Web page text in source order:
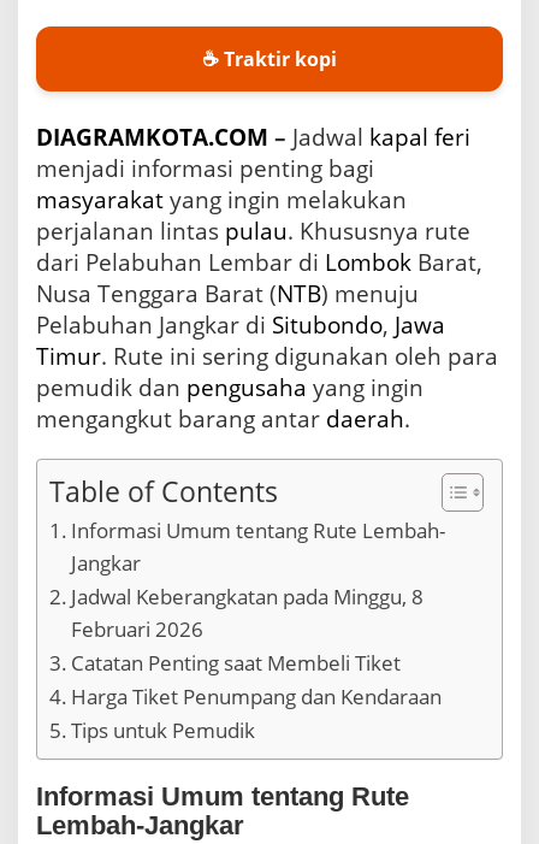
n
g
a
T
a
u
n
2
0
2
6
:
I
n
f
r
s
e
i
n
n
t
u
☕ Traktir kopi
DIAGRAMKOTA.COM – Jadwal kapal feri
masyarakatyang ingin melakukan
perjalanan lintas pulau. Khususnya rute
dari Pelabuhan Lembar di Lombok Barat,
Nusa Tenggara Barat (NTB) menuju
Pelabuhan Jangkar di Situbondo, Jawa
Timur. Rute ini sering digunakan oleh para
pemudik dan pengusaha yang ingin
mengangkut barang antar daerah.
Table of Contents
Informasi Umum tentang Rute Lembah-
Jangkar
Jadwal Keberangkatan pada Minggu, 8
Februari 2026
Catatan Penting saat Membeli Tiket
Harga Tiket Penumpang dan Kendaraan
Tips untuk Pemudik
Informasi Umum tentang Rute
Lembah-Jangkar